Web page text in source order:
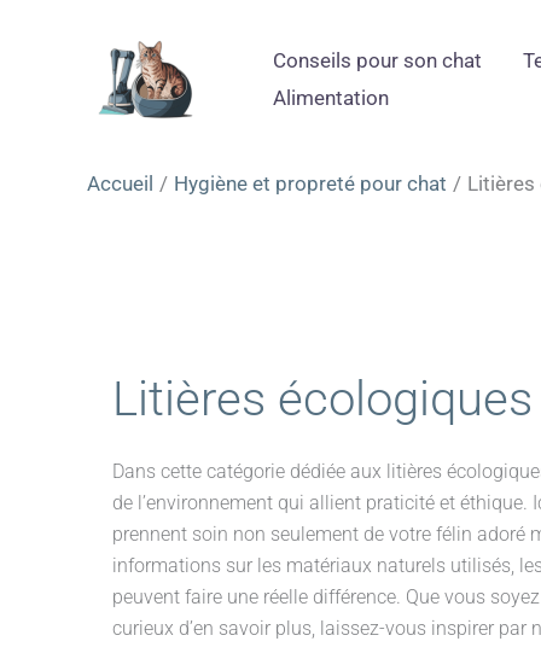
Conseils pour son chat
Alimentation
Accueil Hygiène et propreté pour chat Litières
Litières
Dans cette catégorie dédiée aux litières
de l’environnement qui allient praticité et
prennent soin non seulement de votre félin adoré
informations sur les matériaux naturels utilisés,
peuvent faire une réelle différence. Que vous
curieux d’en savoir plus, laissez-vous inspirer